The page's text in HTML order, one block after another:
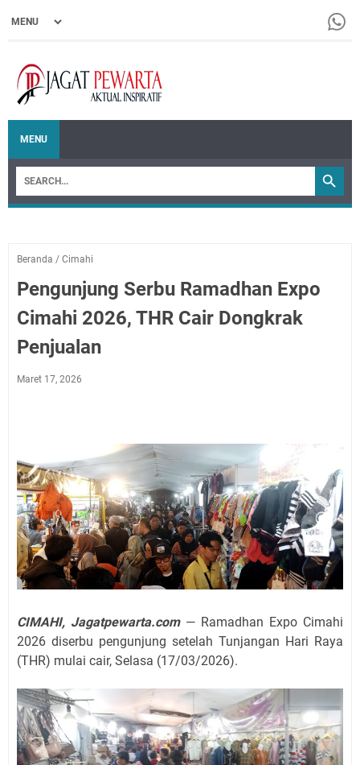
MENU
Beranda / Cimahi
Pengunjung Serbu Ramadhan Expo
Cimahi 2026, THR Cair Dongkrak
Penjualan
Maret 17, 2026
CIMAHI, Jagatpewarta.com — Ramadhan Expo Cimahi
2026 diserbu pengunjung setelah Tunjangan Hari Raya
(THR) mulai cair, Selasa (17/03/2026).